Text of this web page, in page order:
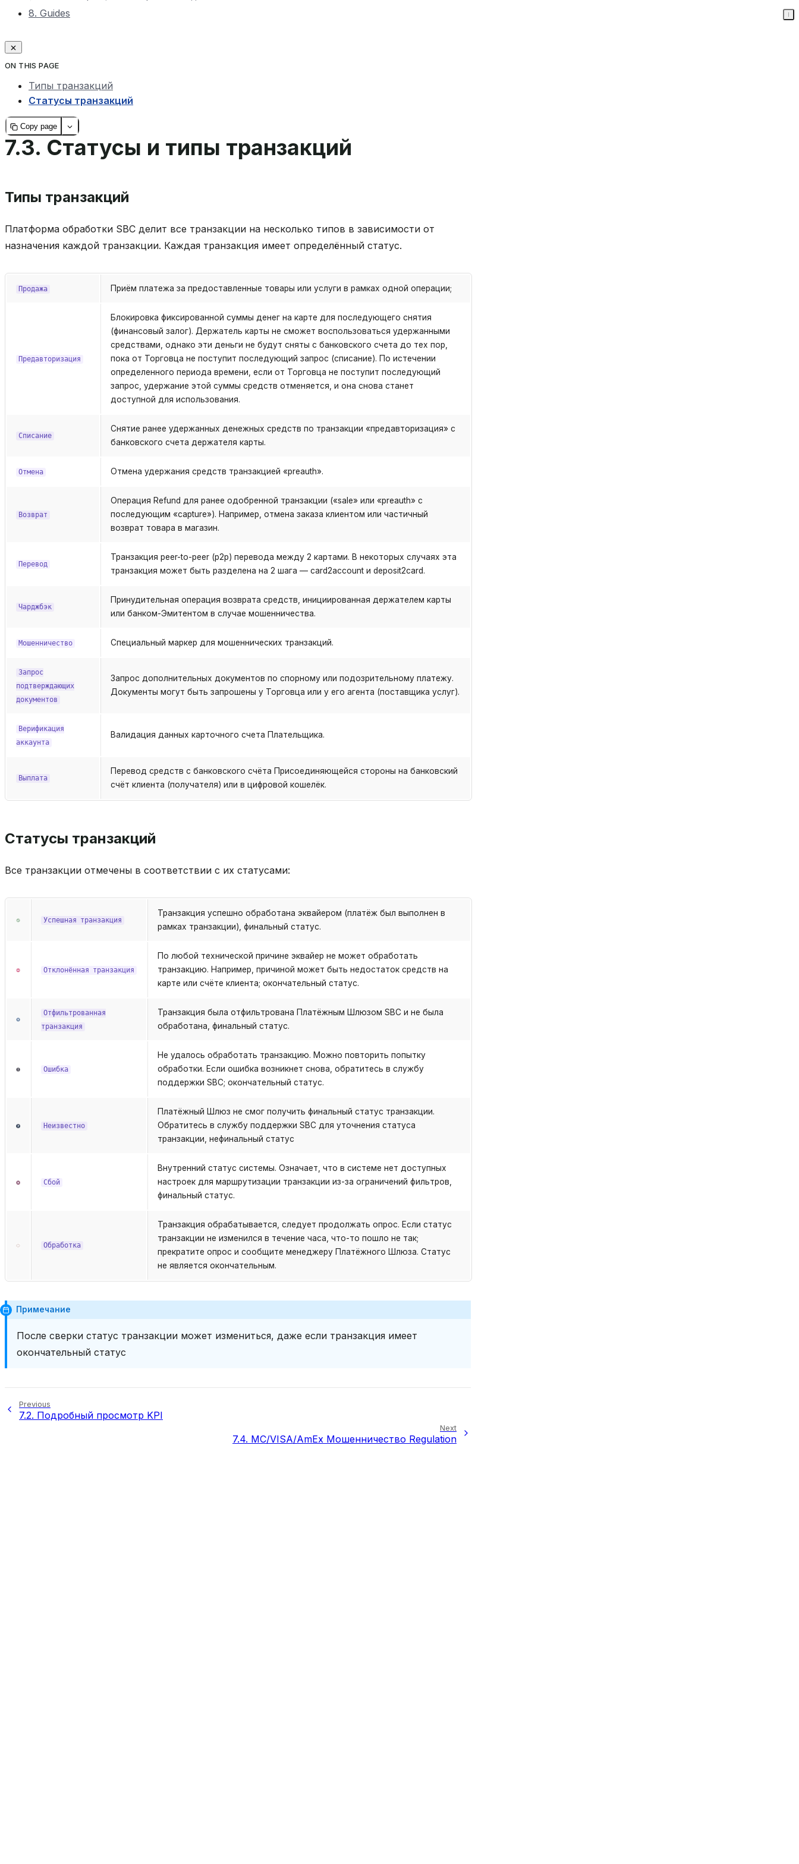
8. Guides
ON THIS PAGE
Типы транзакций
Статусы транзакций
Copy page
7.3. Статусы и типы транзакций
Типы транзакций
Платформа обработки SBC делит все транзакции на несколько типов в зависимости от
назначения каждой транзакции. Каждая транзакция имеет определённый статус.
Продажа Приём платежа за предоставленные товары или услуги в рамках одной операции;
Предавторизация
Блокировка фиксированной суммы денег на карте для последующего снятия
(финансовый залог). Держатель карты не сможет воспользоваться удержанными
средствами, однако эти деньги не будут сняты с банковского счета до тех пор,
пока от Торговца не поступит последующий запрос (списание). По истечении
определенного периода времени, если от Торговца не поступит последующий
запрос, удержание этой суммы средств отменяется, и она снова станет
доступной для использования.
Списание
Снятие ранее удержанных денежных средств по транзакции «предавторизация» с
банковского счета держателя карты.
Отмена Отмена удержания средств транзакцией «preauth».
Возврат
Операция Refund для ранее одобренной транзакции («sale» или «preauth» с
последующим «capture»). Например, отмена заказа клиентом или частичный
возврат товара в магазин.
Перевод
Транзакция peer-to-peer (p2p) перевода между 2 картами. В некоторых случаях эта
транзакция может быть разделена на 2 шага — card2account и deposit2card.
Чарджбэк
Принудительная операция возврата средств, инициированная держателем карты
или банком-Эмитентом в случае мошенничества.
Мошенничество Специальный маркер для мошеннических транзакций.
Запрос
подтверждающих
документов
Запрос дополнительных документов по спорному или подозрительному платежу.
Документы могут быть запрошены у Торговца или у его агента (поставщика услуг).
Верификация
аккаунта
Валидация данных карточного счета Плательщика.
Выплата
Перевод средств с банковского счёта Присоединяющейся стороны на банковский
счёт клиента (получателя) или в цифровой кошелёк.
Статусы транзакций
Все транзакции отмечены в соответствии с их статусами:
Успешная транзакция
Транзакция успешно обработана эквайером (платёж был выполнен в
рамках транзакции), финальный статус.
Отклонённая транзакция
По любой технической причине эквайер не может обработать
транзакцию. Например, причиной может быть недостаток средств на
карте или счёте клиента; окончательный статус.
Отфильтрованная
транзакция
Транзакция была отфильтрована Платёжным Шлюзом SBC и не была
обработана, финальный статус.
Ошибка
Не удалось обработать транзакцию. Можно повторить попытку
обработки. Если ошибка возникнет снова, обратитесь в службу
поддержки SBC; окончательный статус.
Неизвестно
Платёжный Шлюз не смог получить финальный статус транзакции.
Обратитесь в службу поддержки SBC для уточнения статуса
транзакции, нефинальный статус
Сбой
Внутренний статус системы. Означает, что в системе нет доступных
настроек для маршрутизации транзакции из-за ограничений фильтров,
финальный статус.
Обработка
Транзакция обрабатывается, следует продолжать опрос. Если статус
транзакции не изменился в течение часа, что-то пошло не так;
прекратите опрос и сообщите менеджеру Платёжного Шлюза. Статус
не является окончательным.
Примечание
После сверки статус транзакции может измениться, даже если транзакция имеет
окончательный статус
Previous
7.2. Подробный просмотр KPI
Next
7.4. MC/VISA/AmEx Мошенничество Regulation